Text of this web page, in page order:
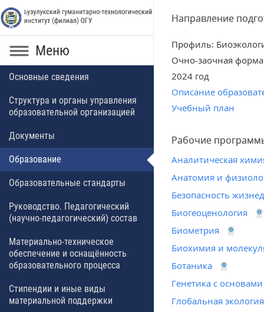
Направление
Профиль:
Очно-заочная
2024 год
Описание
Учебный план
Рабочие
Аналитическая
Анатомия и
Безопасность
Биогеоценология
Биометрия
Биохимия и
Ботаника
Генетика с
Глобальная экология
Меню
Основные сведения
Структура и органы управления
образовательной организацией
Документы
Образование
Образовательные стандарты
Руководство. Педагогический
(научно-педагогический) состав
Материально-техническое
обеспечение и оснащённость
образовательного процесса
Стипендии и иные виды
материальной поддержки